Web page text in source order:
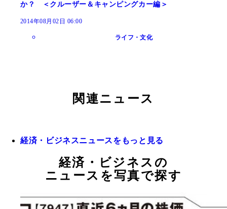
か？ ＜クルーザー＆キャンピングカー編＞
2014年08月02日 06:00
ライフ・文化
関連ニュース
経済・ビジネスニュースをもっと見る
経済・ビジネスの
ニュースを写真で探す